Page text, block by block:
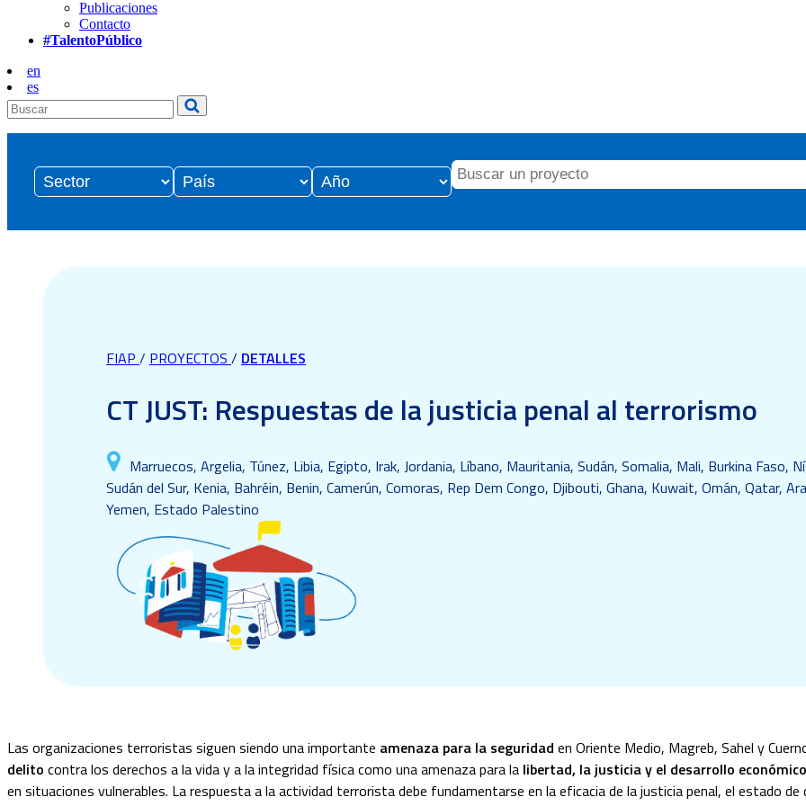
Publicaciones
Contacto
#TalentoPúblico
en
es
FIAP / PROYECTOS / DETALLES
CT JUST: Respuestas de la justicia penal al terrorismo
Marruecos, Argelia, Túnez, Libia, Egipto, Irak, Jordania, Líbano, Mauritania, Sudán, Somalia, Mali, Burkina Faso,
Sudán del Sur, Kenia, Bahréin, Benin, Camerún, Comoras, Rep Dem Congo, Djibouti, Ghana, Kuwait, Omán, Qatar,
Yemen, Estado Palestino
Las organizaciones terroristas siguen siendo una importante amenaza para la seguridad en Oriente Medio, Magreb, Sahel y
delito contra los derechos a la vida y a la integridad física como una amenaza para la libertad, la justicia y el desarrollo económico
en situaciones vulnerables. La respuesta a la actividad terrorista debe fundamentarse en la eficacia de la justicia penal, el estado